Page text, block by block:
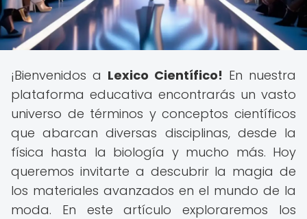
¡Bienvenidos a Lexico Científico! En nuestra
plataforma educativa encontrarás un vasto
universo de términos y conceptos científicos
que abarcan diversas disciplinas, desde la
física hasta la biología y mucho más. Hoy
queremos invitarte a descubrir la magia de
los materiales avanzados en el mundo de la
moda. En este artículo exploraremos los